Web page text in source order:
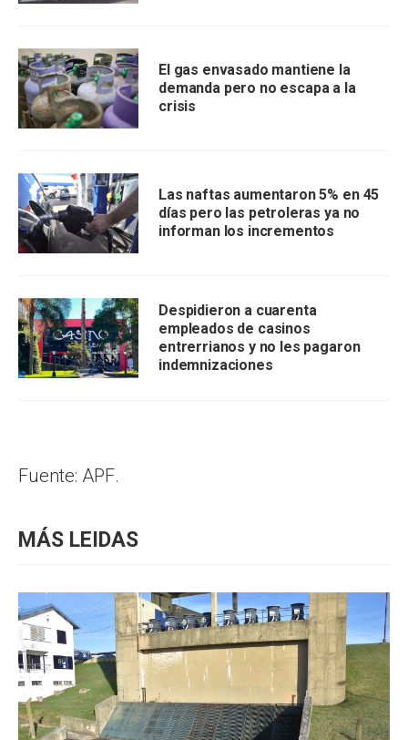
El gas envasado mantiene la
demanda pero no escapa a la
crisis
Las naftas aumentaron 5% en 45
días pero las petroleras ya no
informan los incrementos
Despidieron a cuarenta
empleados de casinos
entrerrianos y no les pagaron
indemnizaciones
Fuente: APF.
MÁS LEIDAS